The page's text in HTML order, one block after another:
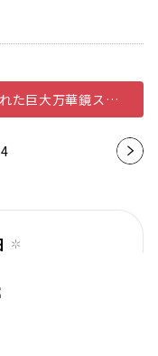
大万華鏡スフィア
4
次の